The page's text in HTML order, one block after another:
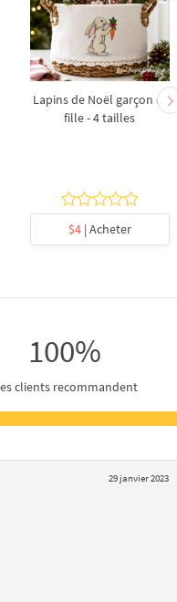
Lapins de Noël garçon et
fille - 4 tailles
$4| Acheter
100%
clients recommandent
29 janvier 2023